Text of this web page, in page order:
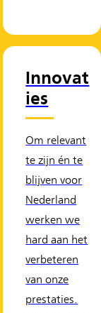
Innovat
ies
Om relevant
te zijn én te
blijven voor
Nederland
werken we
hard aan het
verbeteren
van onze
prestaties.